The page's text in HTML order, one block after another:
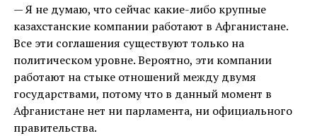
— Я не думаю, что сейчас какие-либо крупные
казахстанские компании работают в Афганистане.
Все эти соглашения существуют только на
политическом уровне. Вероятно, эти компании
работают на стыке отношений между двумя
государствами, потому что в данный момент в
Афганистане нет ни парламента, ни официального
правительства.